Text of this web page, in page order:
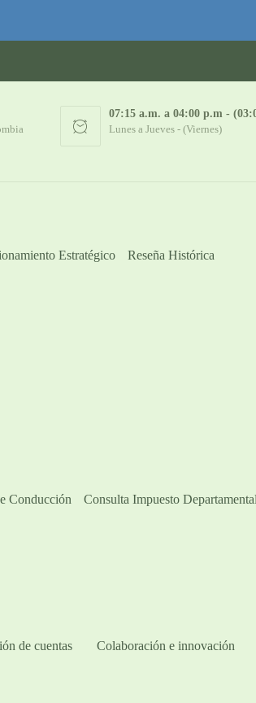
07:15 a.m. a 04:00 p.m -
Lunes a Jueves - (Viernes)
Estratégico Reseña Histórica
Conducción Consulta Impuesto Departamental
de cuentas Colaboración e innovación